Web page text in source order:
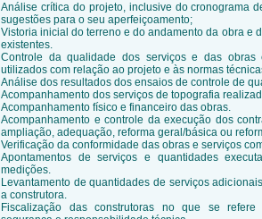
Análise crítica do projeto, inclusive do cronograma
sugestões para o seu aperfeiçoamento;
Vistoria inicial do terreno e do andamento da obra e
existentes.
Controle da qualidade dos serviços e das obras
utilizados com relação ao projeto e às normas
Análise dos resultados dos ensaios de controle de
Acompanhamento dos serviços de topografia
Acompanhamento físico e financeiro das obras.
Acompanhamento e controle da execução dos
ampliação, adequação, reforma geral/básica ou
Verificação da conformidade das obras e serviços
Apontamentos de serviços e quantidades
medições.
Levantamento de quantidades de serviços
a construtora.
Fiscalização das construtoras no que se